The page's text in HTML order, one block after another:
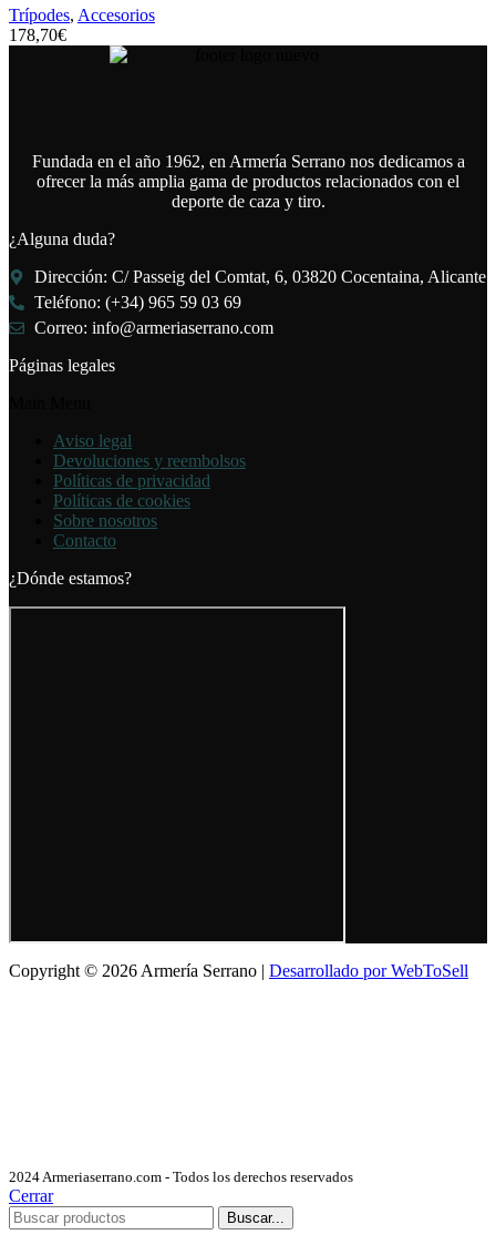
Trípodes, Accesorios
178,70€
Fundada en el año 1962, en Armería Serrano nos dedicamos a
ofrecer la más amplia gama de productos relacionados con el
deporte de caza y tiro.
¿Alguna duda?
Dirección: C/ Passeig del Comtat, 6, 03820 Cocentaina, Alicante
Teléfono: (+34) 965 59 03 69
Correo: info@armeriaserrano.com
Páginas legales
Aviso legal
Devoluciones y reembolsos
Políticas de privacidad
Políticas de cookies
Sobre nosotros
Contacto
¿Dónde estamos?
Copyright © 2026 Armería Serrano | Desarrollado por WebToSell
2024 Armeriaserrano.com - Todos los derechos reservados
Cerrar
Buscar...